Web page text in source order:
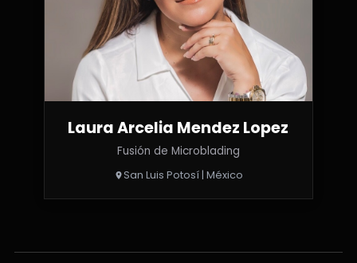
Laura Arcelia Mendez Lopez
Fusión de Microblading
San Luis Potosí | México